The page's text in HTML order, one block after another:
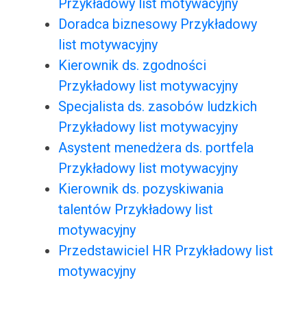
Przykładowy list motywacyjny
Doradca biznesowy Przykładowy
list motywacyjny
Kierownik ds. zgodności
Przykładowy list motywacyjny
Specjalista ds. zasobów ludzkich
Przykładowy list motywacyjny
Asystent menedżera ds. portfela
Przykładowy list motywacyjny
Kierownik ds. pozyskiwania
talentów Przykładowy list
motywacyjny
Przedstawiciel HR Przykładowy list
motywacyjny